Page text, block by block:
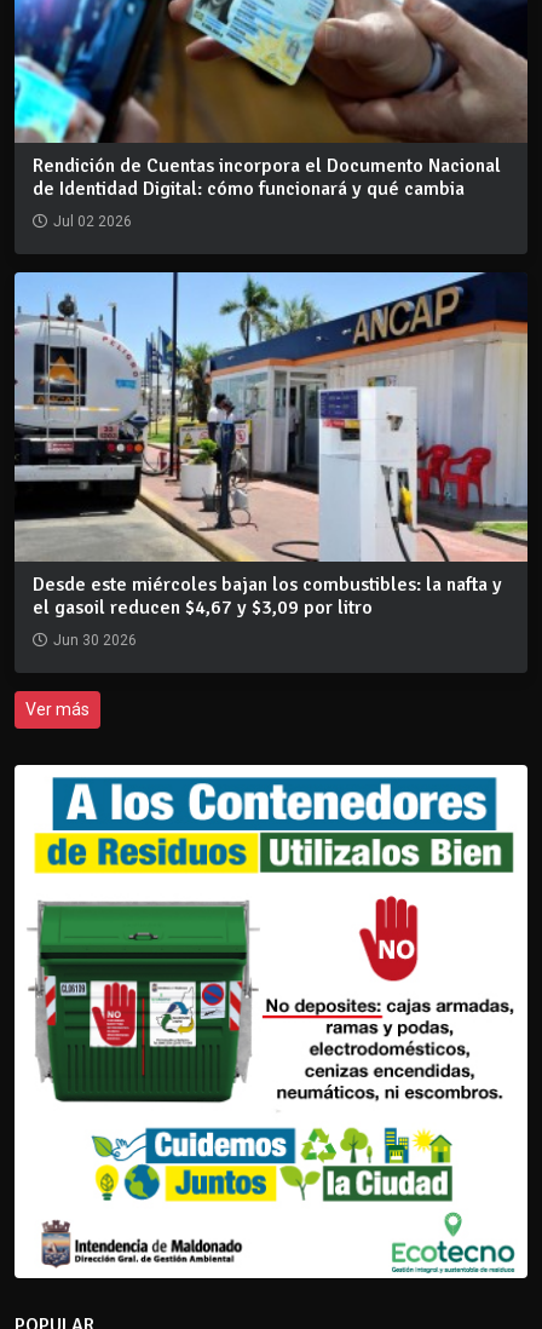
Rendición de Cuentas incorpora el Documento Nacional
de Identidad Digital: cómo funcionará y qué cambia
Jul 02 2026
Desde este miércoles bajan los combustibles: la nafta y
el gasoil reducen $4,67 y $3,09 por litro
Jun 30 2026
Ver más